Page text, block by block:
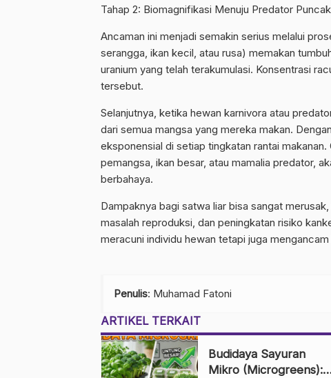
Tahap 2: Biomagnifikasi Menuju Predator Puncak
Ancaman ini menjadi semakin serius melalui
serangga, ikan kecil, atau rusa) memakan
uranium yang telah terakumulasi. Konsentrasi
tersebut.
Selanjutnya, ketika hewan karnivora atau
dari semua mangsa yang mereka makan.
eksponensial di setiap tingkatan rantai
pemangsa, ikan besar, atau mamalia predator,
berbahaya.
Dampaknya bagi satwa liar bisa sangat
masalah reproduksi, dan peningkatan risiko
meracuni individu hewan tetapi juga
Penulis: Muhamad Fatoni
ARTIKEL TERKAIT
Budidaya Sayuran
Mikro (Microgreens):